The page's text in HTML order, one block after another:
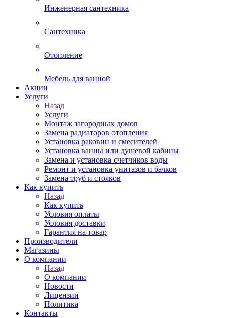
Инженерная сантехника
Сантехника
Отопление
Мебель для ванной
Акции
Услуги
Назад
Услуги
Монтаж загородных домов
Замена радиаторов отопления
Установка раковин и смесителей
Установка ванны или душевой кабины
Замена и установка счетчиков воды
Ремонт и установка унитазов и бачков
Замена труб и стояков
Как купить
Назад
Как купить
Условия оплаты
Условия доставки
Гарантия на товар
Производители
Магазины
О компании
Назад
О компании
Новости
Лицензии
Политика
Контакты